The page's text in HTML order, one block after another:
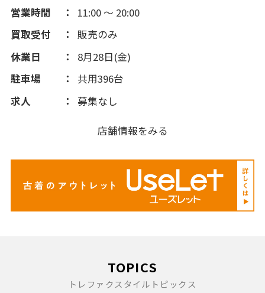
営業時間
11:00 ～ 20:00
買取受付
販売のみ
休業日
8月28日(金)
駐車場
共用396台
求人
募集なし
店舗情報をみる
TOPICS
トレファクスタイルトピックス